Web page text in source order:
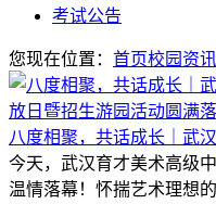
考试公告
您现在位置： 首页校园资讯
八度相聚，共话成长｜武
今天，武汉育才美术高级
温情落幕！怀揣艺术理想